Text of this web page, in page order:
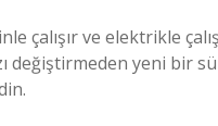
çalışır ve elektrikle
değiştirmeden yeni bir